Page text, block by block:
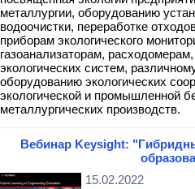
металлургии, оборудованию
водоочистки, переработке
приборам экологического
газоанализаторам,
экологических систем,
оборудованию экологических
экологической и промышленной
металлургических производств.
Вебинар Keysight:
15.02.2022